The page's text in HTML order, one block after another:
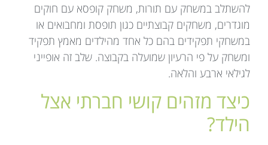
להשתלב במשחק עם תורות, משחק קופסא עם חוקים
מוגדרים, משחקים קבוצתיים כגון תופסת ומחבואים או
במשחקי תפקידים בהם כל אחד מהילדים מאמץ תפקיד
ומשחק על פי הרעיון שמועלה בקבוצה. שלב זה אופייני
לגילאי ארבע והלאה.
כיצד מזהים קושי חברתי אצל
הילד?